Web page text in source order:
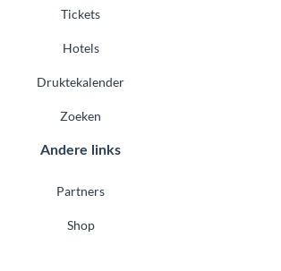
Tickets
Hotels
Druktekalender
Zoeken
Andere links
Partners
Shop